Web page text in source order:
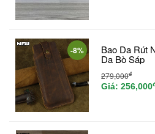
-8% Bao Da Rút
Da Bò Sáp
279,000đ
Giá: 256,000